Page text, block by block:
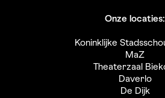
Onze locaties:
Koninklijke
MaZ
Theaterzaal
Daverlo
De Dijk